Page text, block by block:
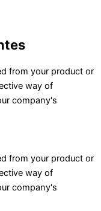
from your product or
way of
company's
from your product or
way of
company's